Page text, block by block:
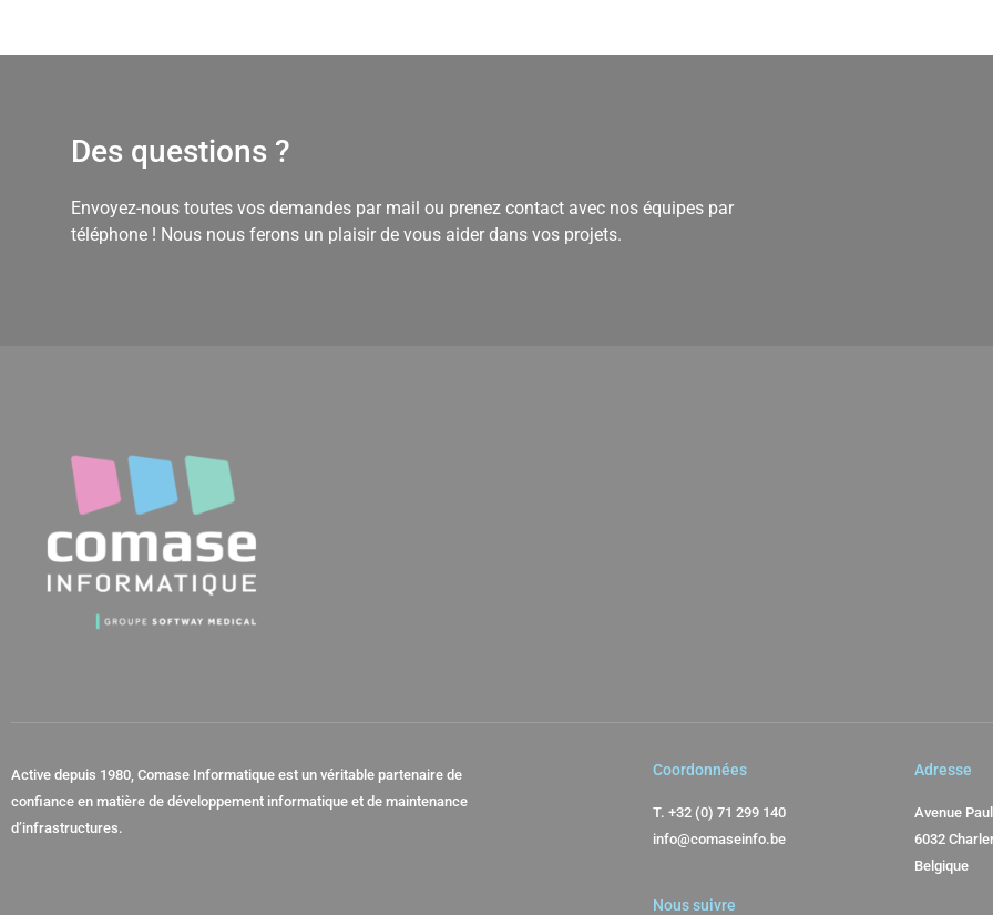
Des questions ?
Envoyez-nous toutes vos demandes par mail ou prenez contact avec nos équipes par
téléphone ! Nous nous ferons un plaisir de vous aider dans vos projets.
Active depuis 1980, Comase Informatique est un véritable partenaire de
confiance en matière de développement informatique et de maintenance
d’infrastructures.
Coordonnées
T. +32 (0) 71 299 140
info@comaseinfo.be
Nous suivre
Adresse
Avenue
6032
Belgique